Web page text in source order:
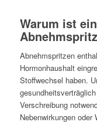
Warum ist
Abnehmspritzen
Hormonhaushalt
Stoffwechsel haben.
Verschreibung
Nebenwirkungen oder